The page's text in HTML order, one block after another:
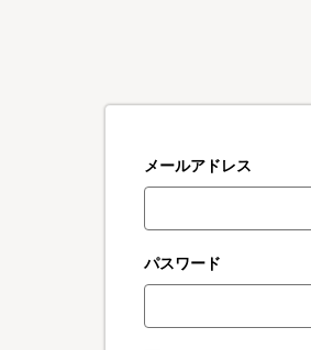
メールアドレス
パスワード